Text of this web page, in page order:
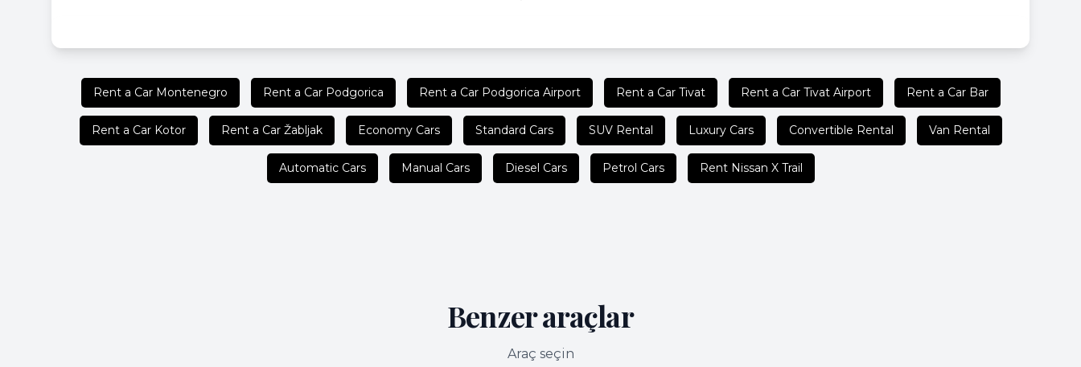
Rent a Car Montenegro Rent a Car Podgorica Rent a Car Podgorica Airport Rent a Car Tivat Rent a Car Tivat Airport Rent a Car Bar
Rent a Car Kotor Rent a Car Žabljak Economy Cars Standard Cars SUV Rental Luxury Cars Convertible Rental Van Rental
Automatic Cars Manual Cars Diesel Cars Petrol Cars Rent Nissan X Trail
Benzer araçlar
Araç seçin